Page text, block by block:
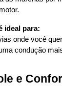
ideal para:
onde você
condução
e